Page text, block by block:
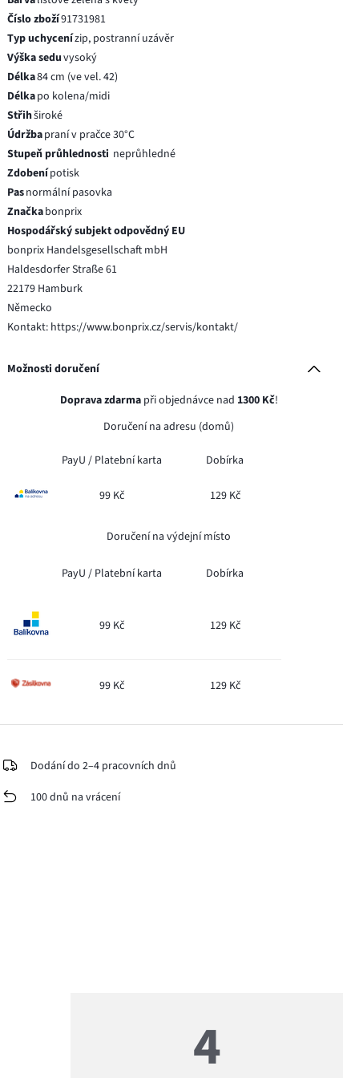
Číslo zboží91731981
Typ uchycenízip, postranní uzávěr
Výška seduvysoký
Délka84 cm (ve vel. 42)
Délkapo kolena/midi
Střihširoké
Údržbapraní v pračce 30°C
Stupeň průhlednosti neprůhledné
Zdobenípotisk
Pasnormální pasovka
Značkabonprix
Hospodářský subjekt odpovědný EU
bonprix Handelsgesellschaft mbH
Haldesdorfer Straße 61
22179 Hamburk
Německo
Kontakt: https://www.bonprix.cz/servis/kontakt/
Možnosti doručení
Doprava zdarmapři objednávce nad 1300 Kč!
Doručení na adresu (domů)
PayU / Platební karta Dobírka
99 Kč 129 Kč
Doručení na výdejní místo
PayU / Platební karta Dobírka
99 Kč 129 Kč
99 Kč 129 Kč
Dodání do 2–4 pracovních dnů
100 dnů na vrácení
4